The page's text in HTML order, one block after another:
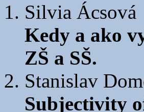
Silvia Ácsová
Kedy a ako
ZŠ a SŠ.
Stanislav
Subjectivity